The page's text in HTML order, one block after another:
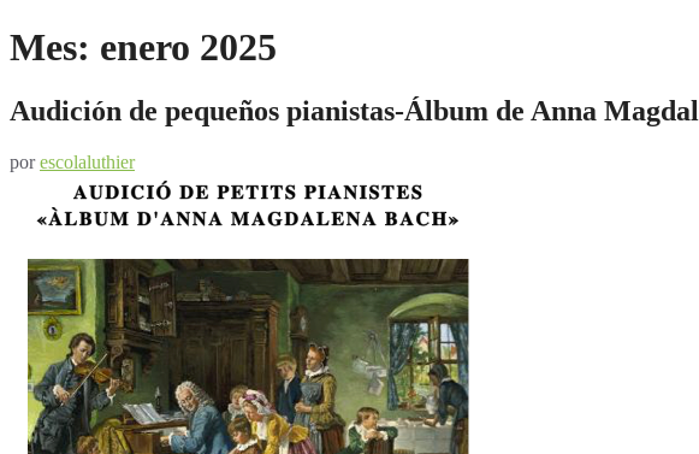
Mes: enero 2025
Audición de pequeños pianistas-Álbum de Anna
porescolaluthier